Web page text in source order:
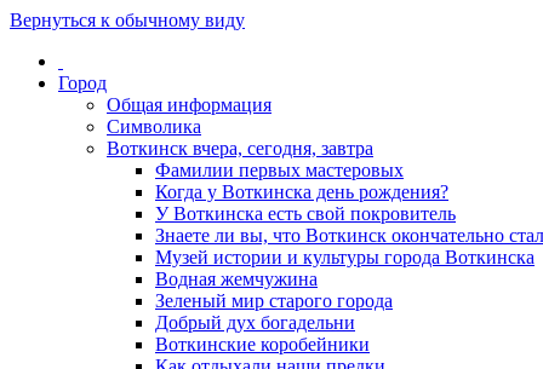
Вернуться к обычному виду
Город
Общая информация
Символика
Воткинск вчера, сегодня, завтра
Фамилии первых мастеровых
Когда у Воткинска день рождения?
У Воткинска есть свой покровитель
Знаете ли вы, что Воткинск окончательно
Музей истории и культуры города Воткинска
Водная жемчужина
Зеленый мир старого города
Добрый дух богадельни
Воткинские коробейники